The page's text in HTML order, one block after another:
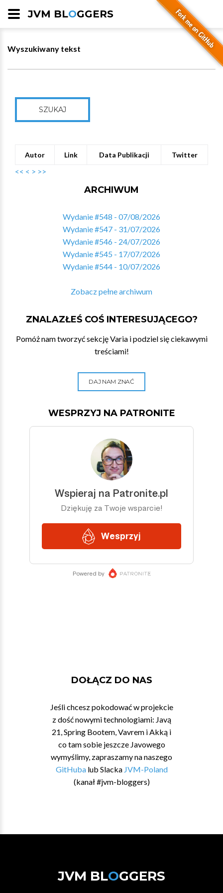
JVM BLOGGERS
Wyszukiwany tekst
SZUKAJ
Autor Link Data Publikacji Twitter
<< < > >>
ARCHIWUM
Wydanie #548 - 07/08/2026
Wydanie #547 - 31/07/2026
Wydanie #546 - 24/07/2026
Wydanie #545 - 17/07/2026
Wydanie #544 - 10/07/2026
Zobacz pełne archiwum
ZNALAZŁEŚ COŚ INTERESUJĄCEGO?
Pomóż nam tworzyć sekcję Varia i podziel się ciekawymi
treściami!
DAJ NAM ZNAĆ
WESPRZYJ NA PATRONITE
DOŁĄCZ DO NAS
Jeśli chcesz pokodować w projekcie
z dość nowymi technologiami: Javą
21, Spring Bootem, Vavrem i Akką i
co tam sobie jeszcze Javowego
wymyślimy, zapraszamy na naszego
GitHubalub Slacka JVM-Poland
(kanał #jvm-bloggers)
JVM BLOGGERS